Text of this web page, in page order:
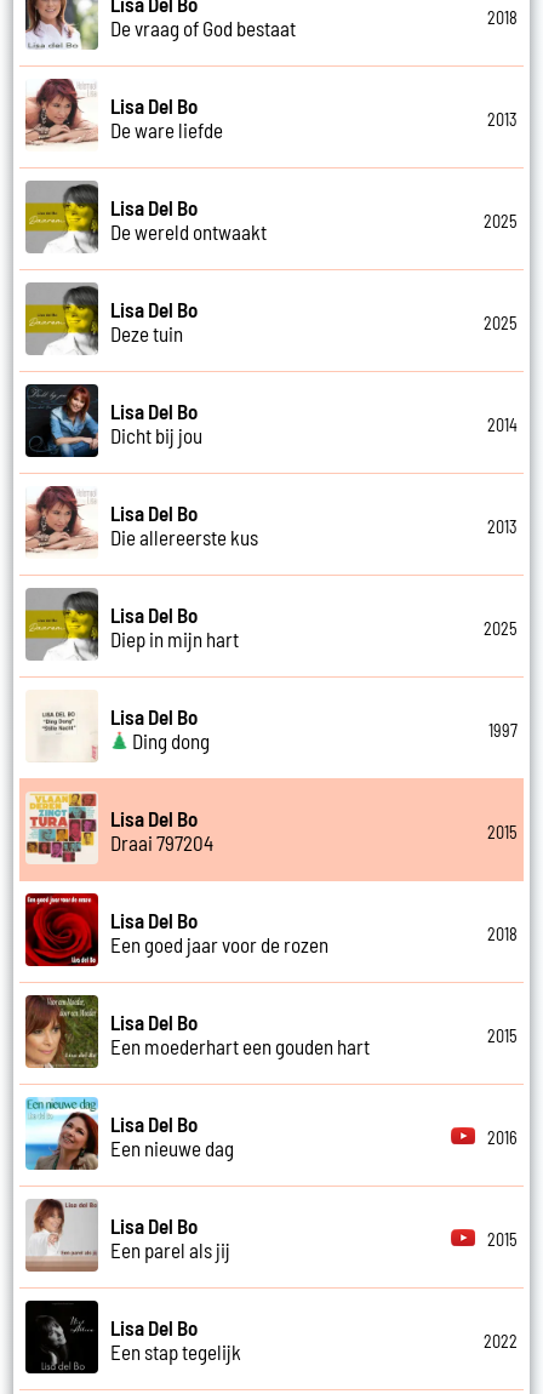
De vraag of God bestaat
2018
Lisa Del Bo
De ware liefde
2013
Lisa Del Bo
De wereld ontwaakt
2025
Lisa Del Bo
Deze tuin
2025
Lisa Del Bo
Dicht bij jou
2014
Lisa Del Bo
Die allereerste kus
2013
Lisa Del Bo
Diep in mijn hart
2025
Lisa Del Bo
Ding dong
1997
Lisa Del Bo
Draai 797204
2015
Lisa Del Bo
Een goed jaar voor de rozen
2018
Lisa Del Bo
Een moederhart een gouden hart
2015
Lisa Del Bo
Een nieuwe dag
2016
Lisa Del Bo
Een parel als jij
2015
Lisa Del Bo
Een stap tegelijk
2022